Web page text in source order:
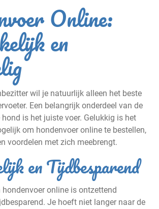
Online:
en
wil je natuurlijk alleen het beste
Een belangrijk onderdeel van de
is het juiste voer. Gelukkig is het
om hondenvoer online te bestellen,
voordelen met zich meebrengt.
en Tijdbesparend
hondenvoer online is ontzettend
Je hoeft niet langer naar de